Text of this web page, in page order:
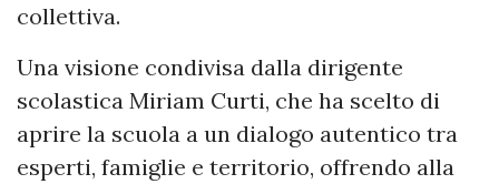
collettiva.
Una visione condivisa dalla dirigente
scolastica Miriam Curti, che ha scelto di
aprire la scuola a un dialogo autentico tra
esperti, famiglie e territorio, offrendo alla